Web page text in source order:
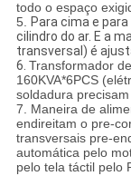
todo o espaço
5. Para cima e
cilindro do ar. E a
transversal) é
6. Transformador
160KVA*6PCS
soldadura
7. Maneira de
endireitam o pre-
transversais pre-
automática pelo
pelo tela táctil pelo